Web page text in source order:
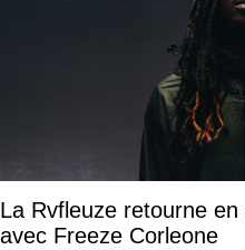
La Rvfleuze retourne
avec Freeze Corleone